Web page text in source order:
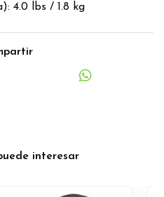
4.0 lbs / 1.8 kg
interesar